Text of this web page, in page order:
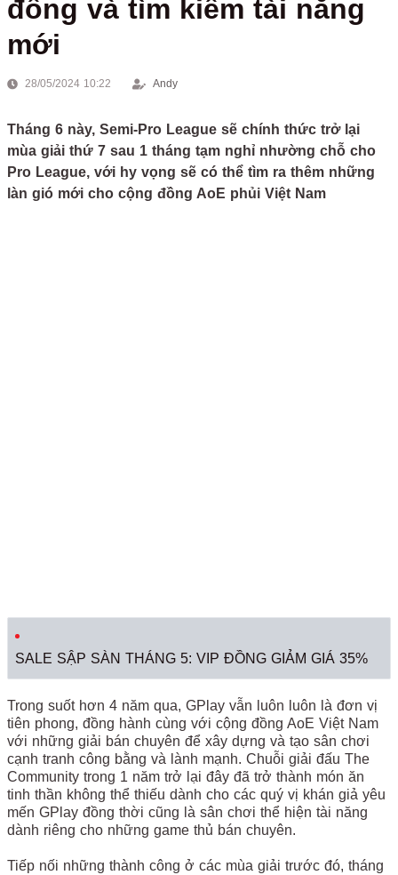
đồng và tìm kiếm tài năng
mới
28/05/2024 10:22 Andy
Tháng 6 này, Semi-Pro League sẽ chính thức trở lại
mùa giải thứ 7 sau 1 tháng tạm nghỉ nhường chỗ cho
Pro League, với hy vọng sẽ có thể tìm ra thêm những
làn gió mới cho cộng đồng AoE phủi Việt Nam
SALE SẬP SÀN THÁNG 5: VIP ĐỒNG GIẢM GIÁ 35%
Trong suốt hơn 4 năm qua, GPlay vẫn luôn luôn là đơn vị
tiên phong, đồng hành cùng với cộng đồng AoE Việt Nam
với những giải bán chuyên để xây dựng và tạo sân chơi
cạnh tranh công bằng và lành mạnh. Chuỗi giải đấu The
Community trong 1 năm trở lại đây đã trở thành món ăn
tinh thần không thể thiếu dành cho các quý vị khán giả yêu
mến GPlay đồng thời cũng là sân chơi thể hiện tài năng
dành riêng cho những game thủ bán chuyên.
Tiếp nối những thành công ở các mùa giải trước đó, tháng